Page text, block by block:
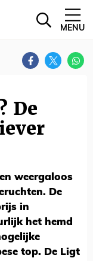
MENU
De
weergaloos
De
in
het hemd
top. De Ligt